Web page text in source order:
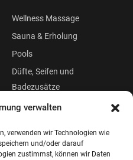
verwalten
verwenden wir Technologien wie
und/oder darauf
zustimmst, können wir Daten
Wellness Massage
Sauna & Erholung
Pools
Düfte, Seifen und
Badezusätze
Beauty